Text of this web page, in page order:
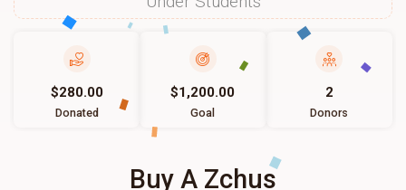
$280.00
Donated
$1,200.00
Goal
2
Donors
Buy A Zchus